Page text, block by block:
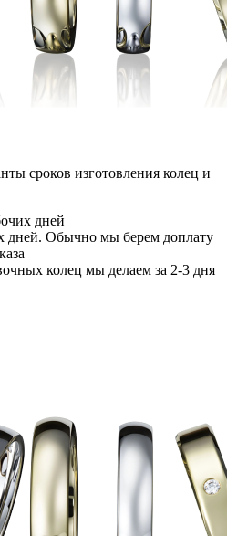
сроков изготовления колец и
дней
дней. Обычно мы берем доплату
колец мы делаем за 2-3 дня